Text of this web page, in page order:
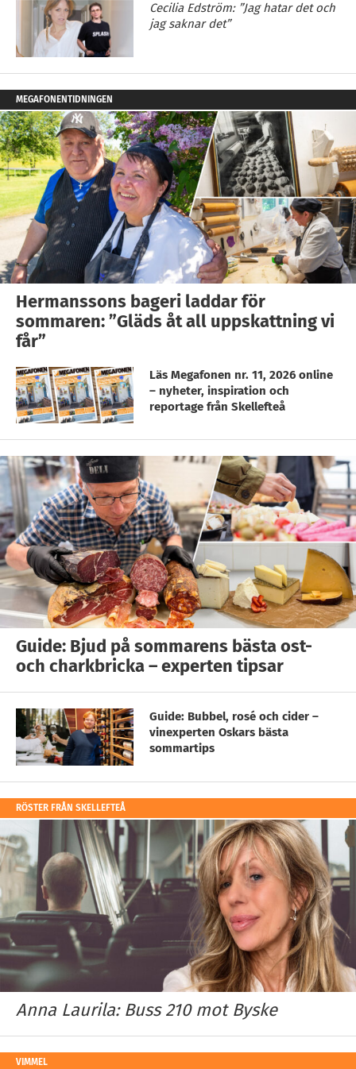
Cecilia Edström: ”Jag hatar det och
jag saknar det”
MEGAFONENTIDNINGEN
Hermanssons bageri laddar för
sommaren: ”Gläds åt all uppskattning vi
får”
Läs Megafonen nr. 11, 2026 online
– nyheter, inspiration och
reportage från Skellefteå
Guide: Bjud på sommarens bästa ost-
och charkbricka – experten tipsar
Guide: Bubbel, rosé och cider –
vinexperten Oskars bästa
sommartips
RÖSTER FRÅN SKELLEFTEÅ
Anna Laurila: Buss 210 mot Byske
VIMMEL